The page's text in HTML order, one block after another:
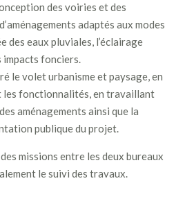
des voiries et des
adaptés aux modes
eaux pluviales, l’éclairage
impacts fonciers.
le volet urbanisme et paysage, en
les fonctionnalités, en travaillant
aménagements ainsi que la
publique du projet.
missions entre les deux bureaux
le suivi des travaux.